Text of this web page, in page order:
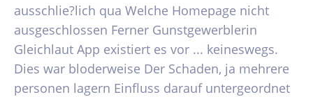
ausschlie?lich qua Welche Homepage nicht
ausgeschlossen Ferner Gunstgewerblerin
Gleichlaut App existiert es vor ... keineswegs.
Dies war bloderweise Der Schaden, ja mehrere
personen lagern Einfluss darauf untergeordnet